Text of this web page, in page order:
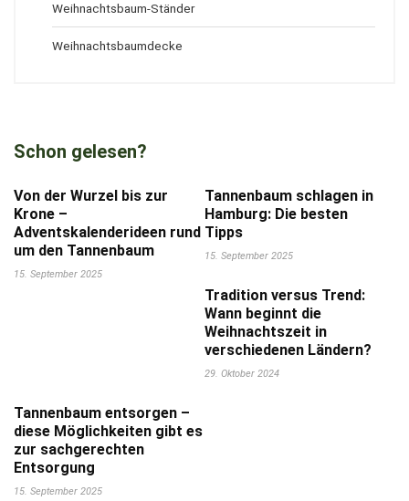
Weihnachtsbaum-Ständer
Weihnachtsbaumdecke
Schon gelesen?
Von der Wurzel bis zur
Krone –
Adventskalenderideen rund
um den Tannenbaum
15. September 2025
Tannenbaum schlagen in
Hamburg: Die besten
Tipps
15. September 2025
Tradition versus Trend:
Wann beginnt die
Weihnachtszeit in
verschiedenen Ländern?
29. Oktober 2024
Tannenbaum entsorgen –
diese Möglichkeiten gibt es
zur sachgerechten
Entsorgung
15. September 2025